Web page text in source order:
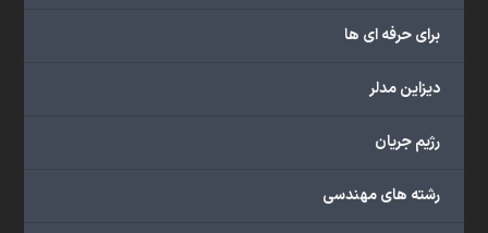
برای حرفه ای ها
دیزاین مدلر
رژیم جریان
رشته های مهندسی
گسترده‌ای
با
دانشگاهی،
صنعتی